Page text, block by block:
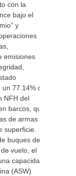
con la
bajo el
y
emisiones
77.14% de
NFH del
barcos, que
de armas
superficie.
buques de
vuelo, el
capacidad
(ASW)